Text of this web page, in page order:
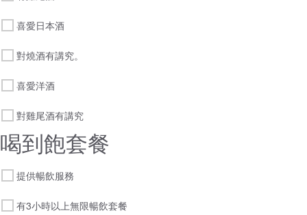
喜愛日本酒
對燒酒有講究。
喜愛洋酒
對雞尾酒有講究
喝到飽套餐
提供暢飲服務
有3小時以上無限暢飲套餐